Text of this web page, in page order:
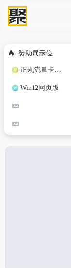
赞助展示位
正规流量卡免费加盟合作
Win12网页版